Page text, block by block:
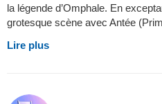
la légende d’Omphale. En
grotesque scène avec Antée
Lire plus